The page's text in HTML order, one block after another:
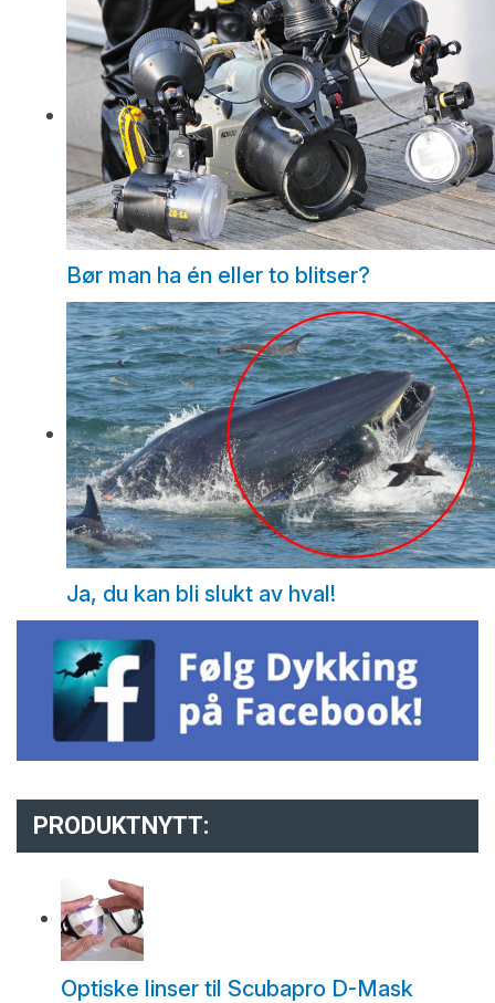
Bør man ha én eller to blitser?
Ja, du kan bli slukt av hval!
PRODUKTNYTT:
Optiske linser til Scubapro D-Mask